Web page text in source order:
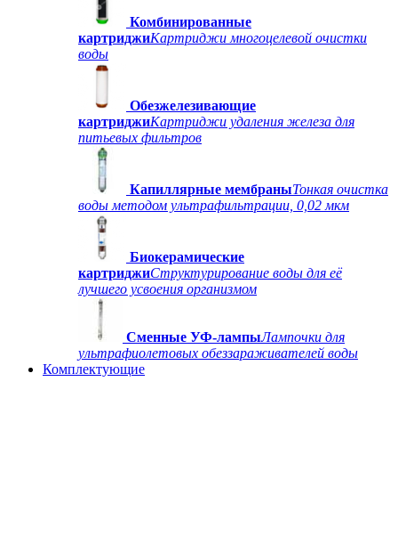
Комбинированные
картриджиКартриджи многоцелевой очистки
воды
Обезжелезивающие
картриджиКартриджи удаления железа для
питьевых фильтров
Капиллярные мембраныТонкая очистка
воды методом ультрафильтрации, 0,02 мкм
Биокерамические
картриджиСтруктурирование воды для её
лучшего усвоения организмом
Сменные УФ-лампыЛампочки для
ультрафиолетовых обеззараживателей воды
Комплектующие